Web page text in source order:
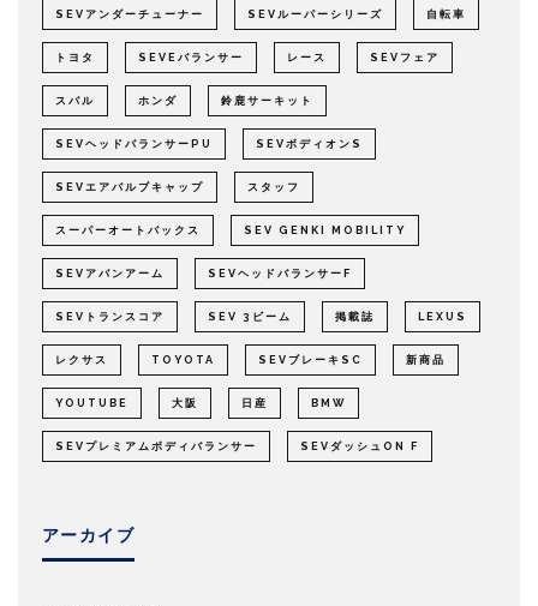
SEVアンダーチューナー SEVルーパーシリーズ 自転車
トヨタ SEVEバランサー レース SEVフェア
スバル ホンダ 鈴鹿サーキット
SEVヘッドバランサーPU SEVボディオンS
SEVエアバルブキャップ スタッフ
スーパーオートバックス SEV GENKI MOBILITY
SEVアバンアーム SEVヘッドバランサーF
SEVトランスコア SEV 3ビーム 掲載誌 LEXUS
レクサス TOYOTA SEVブレーキSC 新商品
YOUTUBE 大阪 日産 BMW
SEVプレミアムボディバランサー SEVダッシュON F
アーカイブ